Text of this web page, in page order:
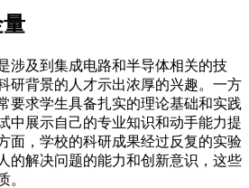
涉及到集成电路和半导体相关的技
研背景的人才示出浓厚的兴趣。一方
要求学生具备扎实的理论基础和实践
中展示自己的专业知识和动手能力提
面，学校的科研成果经过反复的实验
的解决问题的能力和创新意识，这些
。